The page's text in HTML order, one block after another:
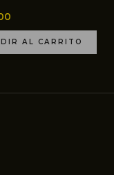
AL CARRITO